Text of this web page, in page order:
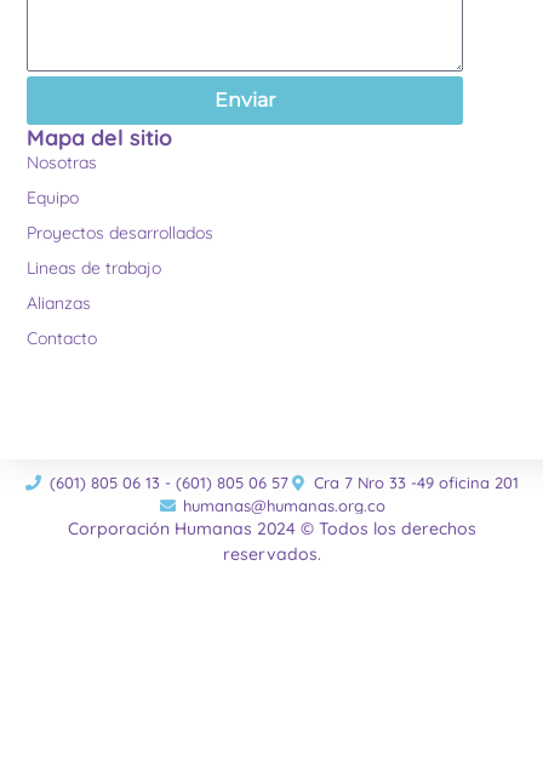
Enviar
Mapa del sitio
Nosotras
Equipo
Proyectos desarrollados
Lineas de trabajo
Alianzas
Contacto
(601) 805 06 13 - (601) 805 06 57
Cra 7 Nro 33 -49 oficina 201
humanas@humanas.org.co
Corporación Humanas 2024 © Todos los derechos
reservados.